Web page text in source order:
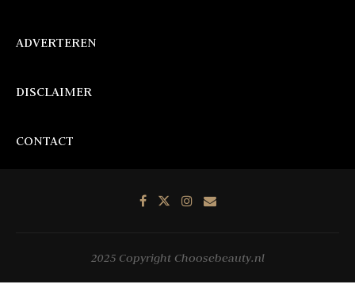
ADVERTEREN
DISCLAIMER
CONTACT
2025 Copyright Choosebeauty.nl